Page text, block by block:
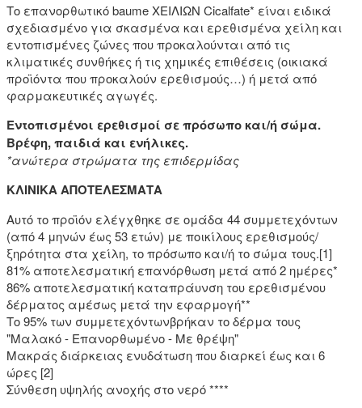
Το επανορθωτικό baume ΧΕΙΛΙΩΝ Cicalfate* είναι ειδικά
σχεδιασμένο για σκασμένα και ερεθισμένα χείλη και
εντοπισμένες ζώνες που προκαλούνται από τις
κλιματικές συνθήκες ή τις χημικές επιθέσεις (οικιακά
προϊόντα που προκαλούν ερεθισμούς…) ή μετά από
φαρμακευτικές αγωγές.
Εντοπισμένοι ερεθισμοί σε πρόσωπο και/ή σώμα.
Βρέφη, παιδιά και ενήλικες.
*ανώτερα στρώματα της επιδερμίδας
ΚΛΙΝΙΚΑ ΑΠΟΤΕΛΕΣΜΑΤΑ
Αυτό το προϊόν ελέγχθηκε σε ομάδα 44 συμμετεχόντων
(από 4 μηνών έως 53 ετών) με ποικίλους ερεθισμούς/
ξηρότητα στα χείλη, το πρόσωπο και/ή το σώμα τους.[1]
81% αποτελεσματική επανόρθωση μετά από 2 ημέρες*
86% αποτελεσματική καταπράυνση του ερεθισμένου
δέρματος αμέσως μετά την εφαρμογή**
Το 95% των συμμετεχόντωνβρήκαν το δέρμα τους
"Μαλακό - Επανορθωμένο - Με θρέψη"
Μακράς διάρκειας ενυδάτωση που διαρκεί έως και 6
ώρες [2]
Σύνθεση υψηλής ανοχής στο νερό ****